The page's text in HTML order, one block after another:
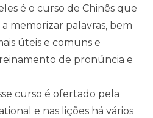
é o curso de Chinês que
memorizar palavras, bem
úteis e comuns e
de pronúncia e
curso é ofertado pela
e nas lições há vários